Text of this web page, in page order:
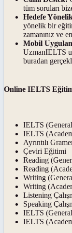
tüm soruları
Hedefe
yönelik bir
zamanınız ve
Mobil
UzmanIELTS
buradan
Online IELTS
IELTS
IELTS
Ayrıntılı
Çeviri Eğitimi
Reading
Reading
Writing
Writing
Listening
Speaking
IELTS
IELTS